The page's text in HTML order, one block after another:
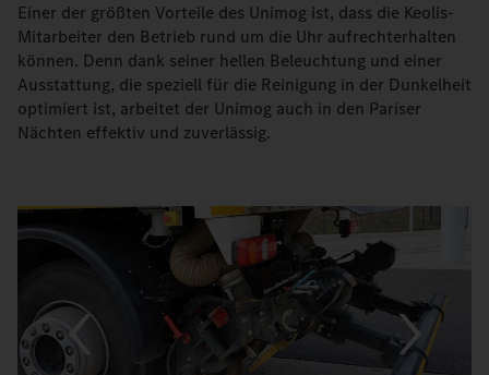
Einer der größten Vorteile des Unimog ist, dass die Keolis-
Mitarbeiter den Betrieb rund um die Uhr aufrechterhalten
können. Denn dank seiner hellen Beleuchtung und einer
Ausstattung, die speziell für die Reinigung in der Dunkelheit
optimiert ist, arbeitet der Unimog auch in den Pariser
Nächten effektiv und zuverlässig.